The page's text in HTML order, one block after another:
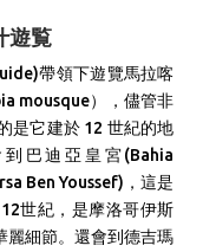
遊覧
帶領下遊覽馬拉喀
mousque），儘管非
是它建於 12 世紀的地
巴迪亞皇宮(Bahia
Ben Youssef)，這是
世紀，是摩洛哥伊斯
麗細節。還會到德吉瑪